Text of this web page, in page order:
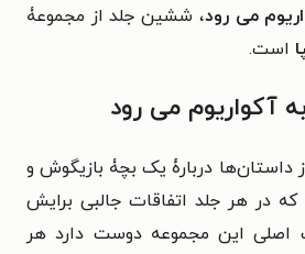
می رود، ششین جلد از مجموعۀ
است.
آکواریوم می رود
داستان‌ها دربارۀ یک بچۀ بازیگوش و
که در هر جلد اتفاقات جالبی برایش
این مجموعه دوست دارد هر